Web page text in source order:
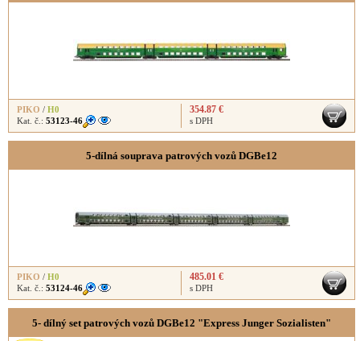
PIKO / H0
Kat. č.: 53123-46
354.87 €
s DPH
5-dílná souprava patrových vozů DGBe12
PIKO / H0
Kat. č.: 53124-46
485.01 €
s DPH
5- dílný set patrových vozů DGBe12 "Express Junger Sozialisten"